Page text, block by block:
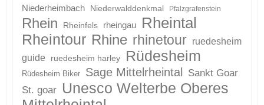
Niederheimbach Niederwalddenkmal Pfalzgrafenstein
Rhein Rheinfels rheingau
Rheintal
Rheintour Rhine rhinetour ruedesheim
guide
ruedesheim harley Rüdesheim
Rüdesheim Biker Sage Mittelrheintal Sankt Goar
St. goar Unesco Welterbe Oberes